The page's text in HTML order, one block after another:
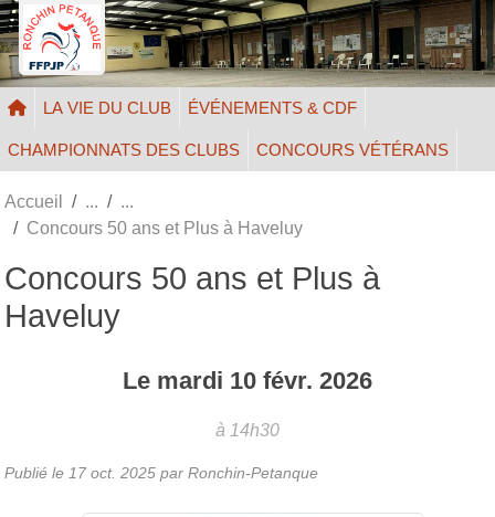
LA VIE DU CLUB ÉVÉNEMENTS & CDF
CHAMPIONNATS DES CLUBS CONCOURS VÉTÉRANS
Accueil
Concours 50 ans et Plus à Haveluy
Concours 50 ans et Plus à
Haveluy
Le mardi 10 févr. 2026
à 14h30
Publié le 17 oct. 2025 par Ronchin-Petanque
Panneau de gestion des cookies